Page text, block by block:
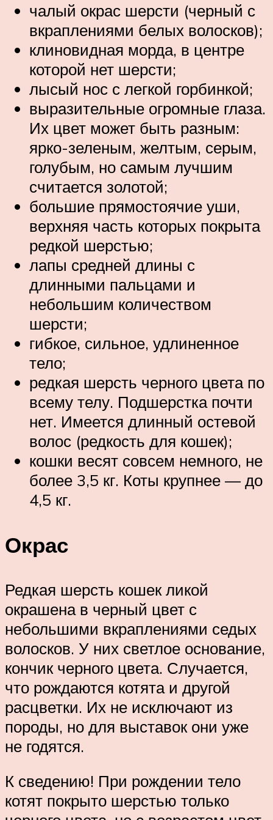
чалый окрас шерсти (черный с
вкраплениями белых волосков);
клиновидная морда, в центре
которой нет шерсти;
лысый нос с легкой горбинкой;
выразительные огромные глаза.
Их цвет может быть разным:
ярко-зеленым, желтым, серым,
голубым, но самым лучшим
считается золотой;
большие прямостоячие уши,
верхняя часть которых покрыта
редкой шерстью;
лапы средней длины с
длинными пальцами и
небольшим количеством
шерсти;
гибкое, сильное, удлиненное
тело;
редкая шерсть черного цвета по
всему телу. Подшерстка почти
нет. Имеется длинный остевой
волос (редкость для кошек);
кошки весят совсем немного, не
более 3,5 кг. Коты крупнее — до
4,5 кг.
Окрас
Редкая шерсть кошек ликой
окрашена в черный цвет с
небольшими вкраплениями седых
волосков. У них светлое основание,
кончик черного цвета. Случается,
что рождаются котята и другой
расцветки. Их не исключают из
породы, но для выставок они уже
не годятся.
К сведению! При рождении тело
котят покрыто шерстью только